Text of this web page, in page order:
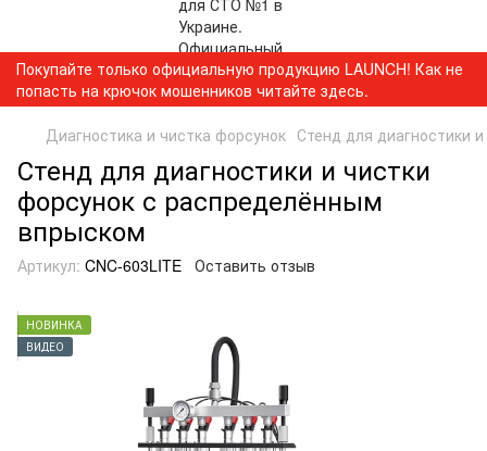
Покупайте только официальную продукцию LAUNCH! Как не
попасть на крючок мошенников читайте здесь.
Диагностика и чистка форсунок Стенд для диагностики
Стенд для диагностики и чистки
форсунок с распределённым
впрыском
Артикул: CNC-603LITE Оставить отзыв
НОВИНКА
ВИДЕО